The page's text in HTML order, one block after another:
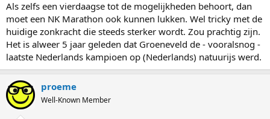
Als zelfs een vierdaagse tot de mogelijkheden behoort, dan
moet een NK Marathon ook kunnen lukken. Wel tricky met de
huidige zonkracht die steeds sterker wordt. Zou prachtig zijn.
Het is alweer 5 jaar geleden dat Groeneveld de - vooralsnog -
laatste Nederlands kampioen op (Nederlands) natuurijs werd.
proeme
Well-Known Member